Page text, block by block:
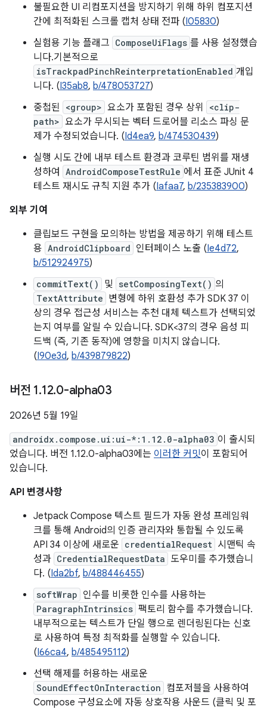
불필요한 UI 리컴포지션을 방지하기 위해 하위 컴포지션
간에 최적화된 스크롤 캡처 상태 전파 (I05830)
실험용 기능 플래그 ComposeUiFlags 를 사용 설정했습
니다.기본적으로
isTrackpadPinchReinterpretationEnabled 개입
니다. (I35ab8, b/478053727)
중첩된 <group> 요소가 포함된 경우 상위
<clip-
path> 요소가 무시되는 벡터 드로어블 리소스 파싱 문
제가 수정되었습니다. (Id4ea9, b/474530439)
실행 시도 간에 내부 테스트 환경과 코루틴 범위를 재생
성하여
AndroidComposeTestRule 에서 표준 JUnit 4
테스트 재시도 규칙 지원 추가 (Iafaa7, b/235383900)
외부 기여
클립보드 구현을 모의하는 방법을 제공하기 위해 테스트
용 AndroidClipboard 인터페이스 노출 (Ie4d72,
b/512924975)
commitText() 및 setComposingText() 의
TextAttribute 변형에 하위 호환성 추가 SDK 37 이
상의 경우 접근성 서비스는 추천 대체 텍스트가 선택되었
는지 여부를 알릴 수 있습니다. SDK<37의 경우 음성 피
드백 (즉, 기존 동작)에 영향을 미치지 않습니다.
(I90e3d, b/439879822)
버전 1.12.0-alpha03
2026년 5월 19일
androidx.compose.ui:ui-*:1.12.0-alpha03 이 출시되
었습니다. 버전 1.12.0-alpha03에는 이러한 커밋이 포함되어
있습니다.
API 변경사항
Jetpack Compose 텍스트 필드가 자동 완성 프레임워
크를 통해 Android의 인증 관리자와 통합될 수 있도록
API 34 이상에 새로운 credentialRequest 시맨틱 속
성과 CredentialRequestData 도우미를 추가했습니
다. (Ida2bf, b/488446455)
softWrap 인수를 비롯한 인수를 사용하는
ParagraphIntrinsics 팩토리 함수를 추가했습니다.
내부적으로는 텍스트가 단일 행으로 렌더링된다는 신호
로 사용하여 특정 최적화를 실행할 수 있습니다.
(I66ca4, b/485495112)
선택 해제를 허용하는 새로운
SoundEffectOnInteraction 컴포저블을 사용하여
Compose 구성요소에 자동 상호작용 사운드 (클릭 및 포